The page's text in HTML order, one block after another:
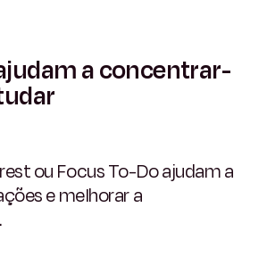
a concentrar-
ou Focus To-Do ajudam a
e melhorar a